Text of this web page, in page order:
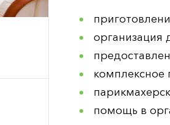
организация
комплексное
помощь в